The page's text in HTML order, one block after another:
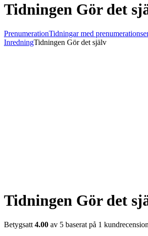
Tidningen Gör det
PrenumerationTidningar med
InredningTidningen Gör det själv
Tidningen Gör det
Betygsatt 4.00 av 5 baserat på 1 kundrecension